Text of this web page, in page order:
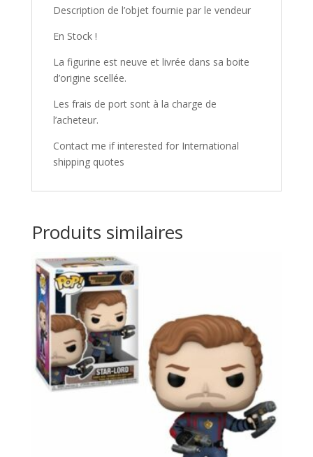
Description de l’objet fournie par le vendeur
En Stock !
La figurine est neuve et livrée dans sa boite
d’origine scellée.
Les frais de port sont à la charge de
l’acheteur.
Contact me if interested for International
shipping quotes
Produits similaires